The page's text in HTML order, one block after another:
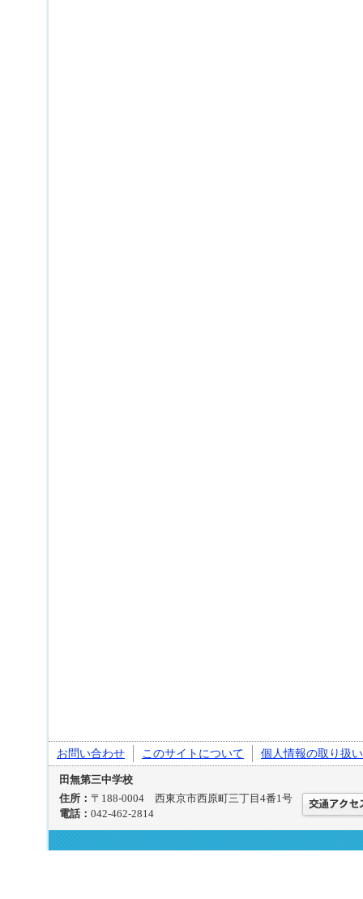
お問い合わせ このサイトについて 個人情報の取り扱い
田無第三中学校
住所： 〒188-0004 西東京市西原町三丁目4番1号
電話： 042-462-2814